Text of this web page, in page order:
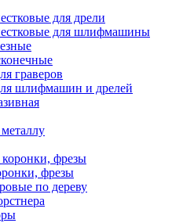
для дрели
для шлифмашины
граверов
шлифмашин и дрелей
фрезы
по дереву